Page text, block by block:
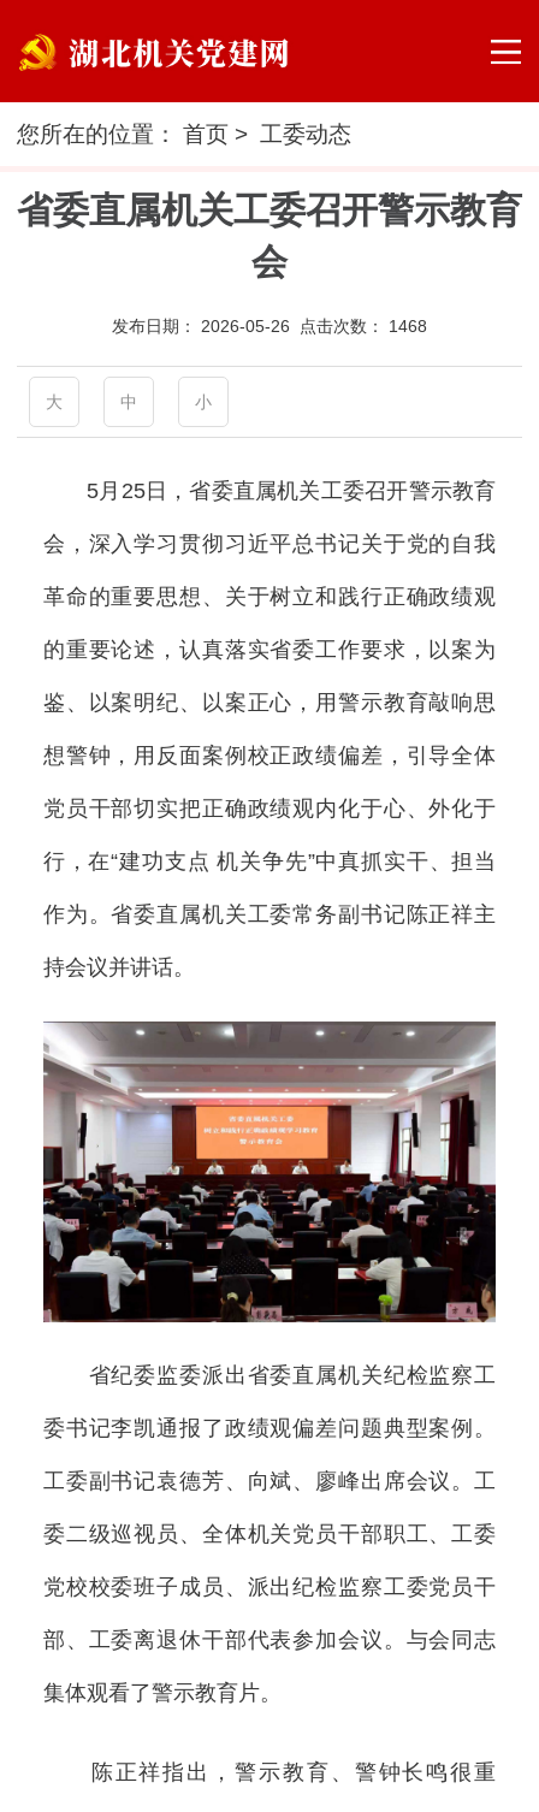
您所在的位置：首页 > 工委动态
省委直属机关工委召开警示教育
会
发布日期： 2026-05-26 点击次数： 1468
大 中 小
5月25日，省委直属机关工委召开警示教育
会，深入学习贯彻习近平总书记关于党的自我
革命的重要思想、关于树立和践行正确政绩观
的重要论述，认真落实省委工作要求，以案为
鉴、以案明纪、以案正心，用警示教育敲响思
想警钟，用反面案例校正政绩偏差，引导全体
党员干部切实把正确政绩观内化于心、外化于
行，在“建功支点 机关争先”中真抓实干、担当
作为。省委直属机关工委常务副书记陈正祥主
持会议并讲话。
省纪委监委派出省委直属机关纪检监察工
委书记李凯通报了政绩观偏差问题典型案例。
工委副书记袁德芳、向斌、廖峰出席会议。工
委二级巡视员、全体机关党员干部职工、工委
党校校委班子成员、派出纪检监察工委党员干
部、工委离退休干部代表参加会议。与会同志
集体观看了警示教育片。
陈正祥指出，警示教育、警钟长鸣很重